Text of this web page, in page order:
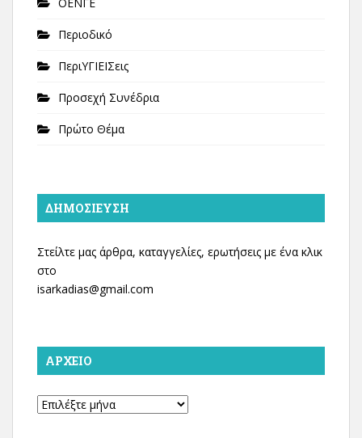
Περιοδικό
ΠεριΥΓΙΕΙΣεις
Προσεχή Συνέδρια
Πρώτο Θέμα
ΔΗΜΟΣΊΕΥΣΗ
Στείλτε μας άρθρα, καταγγελίες, ερωτήσεις με ένα κλικ
στο
isarkadias@gmail.com
ΑΡΧΕΊΟ
Αρχείο